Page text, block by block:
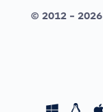
CONCURSOS POR
Concursos Fiscais
© 2012 -